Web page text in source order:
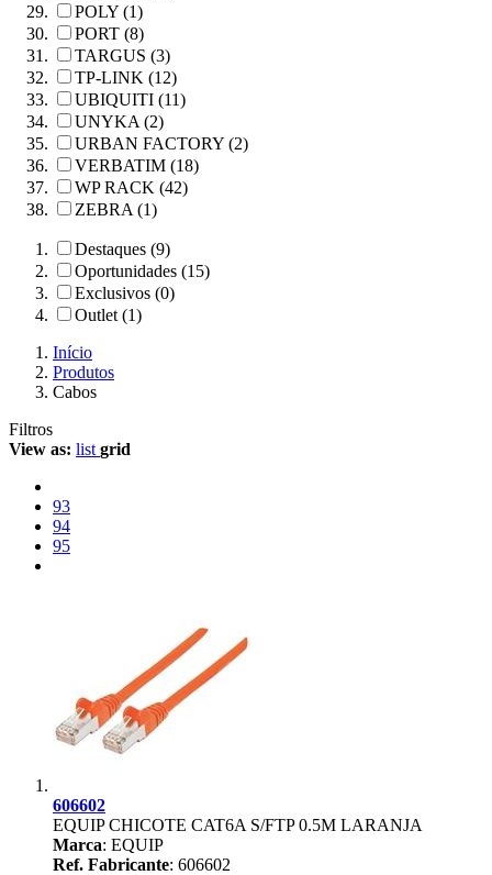
POLY (1)
PORT (8)
TARGUS (3)
TP-LINK (12)
UBIQUITI (11)
UNYKA (2)
URBAN FACTORY (2)
VERBATIM (18)
WP RACK (42)
ZEBRA (1)
Destaques (9)
Oportunidades (15)
Exclusivos (0)
Outlet (1)
Início
Produtos
Cabos
Filtros
View as: list grid
93
94
95
606602
EQUIP CHICOTE CAT6A S/FTP 0.5M LARANJA
Marca: EQUIP
Ref. Fabricante: 606602